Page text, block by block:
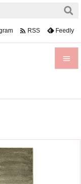

前へ
 RSS Feedly